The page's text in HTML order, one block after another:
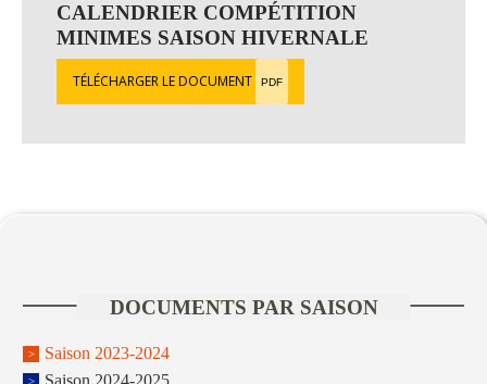
CALENDRIER COMPÉTITION
MINIMES SAISON HIVERNALE
TÉLÉCHARGER LE DOCUMENT PDF
DOCUMENTS PAR SAISON
Saison 2023-2024